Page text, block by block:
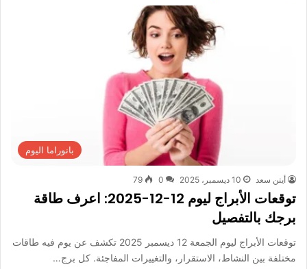
بانوراما اليوم
أيتن سعد 10 ديسمبر، 2025 0
79
توقعات الأبراج ليوم 12-12-2025: اعرف طاقة
برجك بالتفصيل
توقعات الأبراج ليوم الجمعة 12 ديسمبر 2025 تكشف عن يوم فيه طاقات
مختلفة بين النشاط، الاستقرار، والتغييرات المفاجئة. كل برج…